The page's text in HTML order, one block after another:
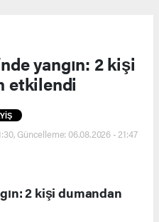
yangın: 2 kişi
etkilendi
Güncelleme: 06.08.2026 - 21:47
2 kişi dumandan